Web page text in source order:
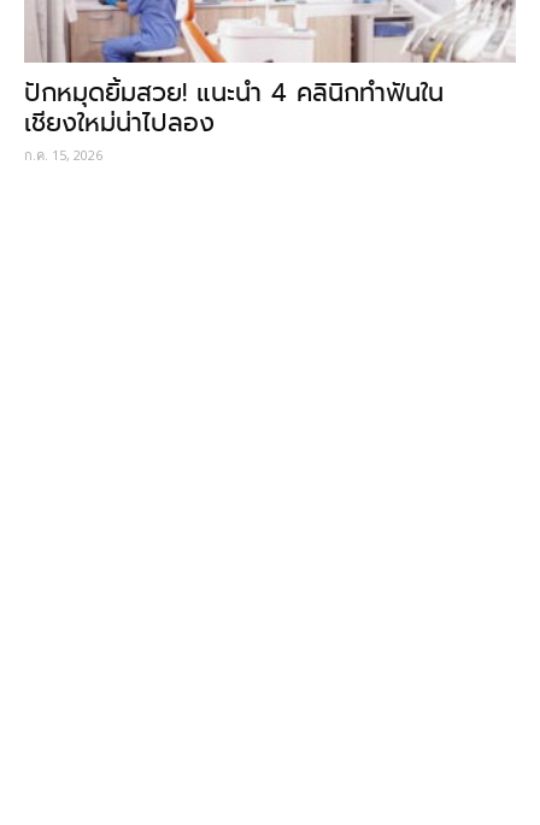
ปักหมุดยิ้มสวย! แนะนำ 4 คลินิกทำฟันใน
เชียงใหม่น่าไปลอง
ก.ค. 15, 2026